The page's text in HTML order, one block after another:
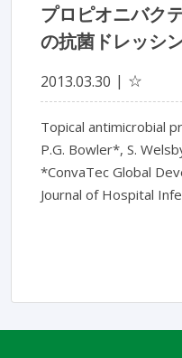
プロピオニバク
の抗菌ドレッシ
2013.03.30 ☆
Topical antimicrobial
P.G. Bowler*, S.
*ConvaTec Global
Journal of Hospital